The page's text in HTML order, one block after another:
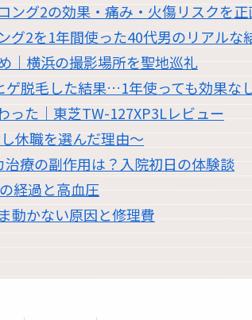
ング2の効果・痛み・火傷リスクを
グ2を1年間使った40代男のリアルな
｜横浜の撮影場所を聖地巡礼
ゲ脱毛した結果…1年使っても効果な
った｜東芝TW-127XP3Lレビュー
休職を選んだ理由〜
療の副作用は？入院初日の体験談
経過と高血圧
動かない原因と修理費